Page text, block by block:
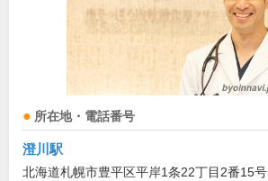
所在地・電話番号
澄川駅
北海道札幌市豊平区平岸1条22丁目2番15号